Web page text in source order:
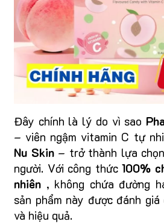
Đây chính là lý do vì sao
– viên ngậm vitamin C tự
Nu Skin – trở thành lựa
người. Với công thức 100%
nhiên , không chứa đường
sản phẩm này được đánh
và hiệu quả.